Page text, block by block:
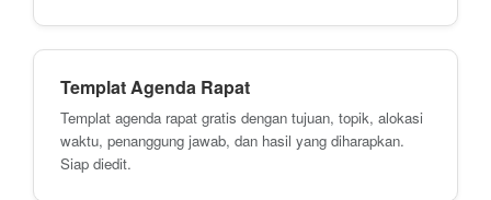
Templat Agenda Rapat
Templat agenda rapat gratis dengan tujuan, topik, alokasi
waktu, penanggung jawab, dan hasil yang diharapkan.
Siap diedit.